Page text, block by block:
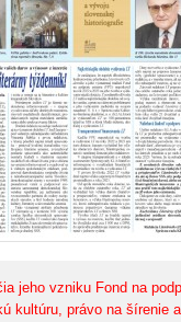
jeho vzniku Fond na
kultúru, právo na šírenie